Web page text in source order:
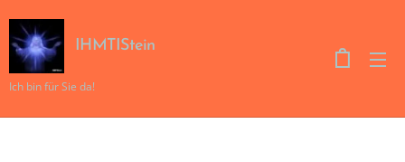
IHMTIStein
Ich bin für Sie da!